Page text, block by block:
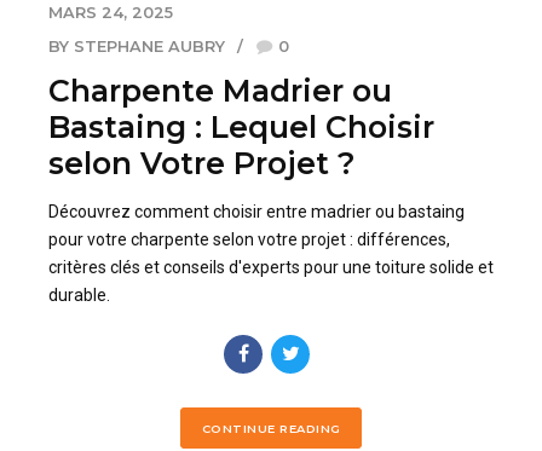
MARS 24, 2025
BY STEPHANE AUBRY
0
Charpente Madrier ou
Bastaing : Lequel Choisir
selon Votre Projet ?
Découvrez comment choisir entre madrier ou bastaing
pour votre charpente selon votre projet : différences,
critères clés et conseils d'experts pour une toiture solide et
durable.
CONTINUE READING